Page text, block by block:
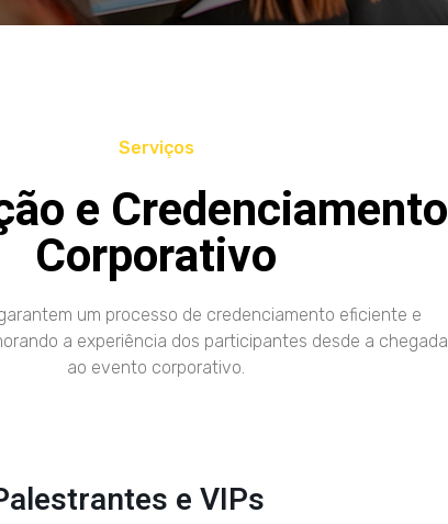
Serviços
e Credenciamento
Corporativo
um processo de credenciamento eficiente e
a experiência dos participantes desde a chegada
ao evento corporativo.
e VIPs